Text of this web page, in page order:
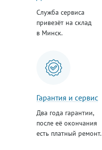
Служба сервиса
привезёт на склад
в Минск.
Гарантия и сервис
Два года гарантии,
после её окончания
есть платный ремонт.